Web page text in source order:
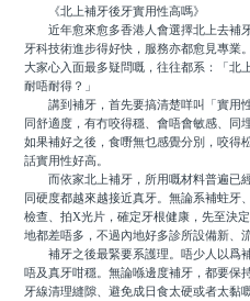
《北上補牙後牙實用性高嗎》
近年愈來愈多香港人會選擇北上去補
牙科技術進步得好快，服務亦都愈見專業
大家心入面最多疑問嘅，往往都系：「北
耐唔耐得？」
講到補牙，首先要搞清楚咩叫「實用
同舒適度，有冇咬得穩、會唔會敏感、同
如果補好之後，食嘢無乜感覺分別，咬得
話實用性好高。
而依家北上補牙，所用嘅材料普遍已
同硬度都越來越接近真牙。無論系補蛀牙
檢查、拍X光片，確定牙根健康，先至決
地都差唔多，不過內地好多診所設備新、
補牙之後最緊要系護理。唔少人以爲
唔及真牙咁穩。無論喺邊度補牙，都要保
牙線清理縫隙、避免成日食太硬或者太黏